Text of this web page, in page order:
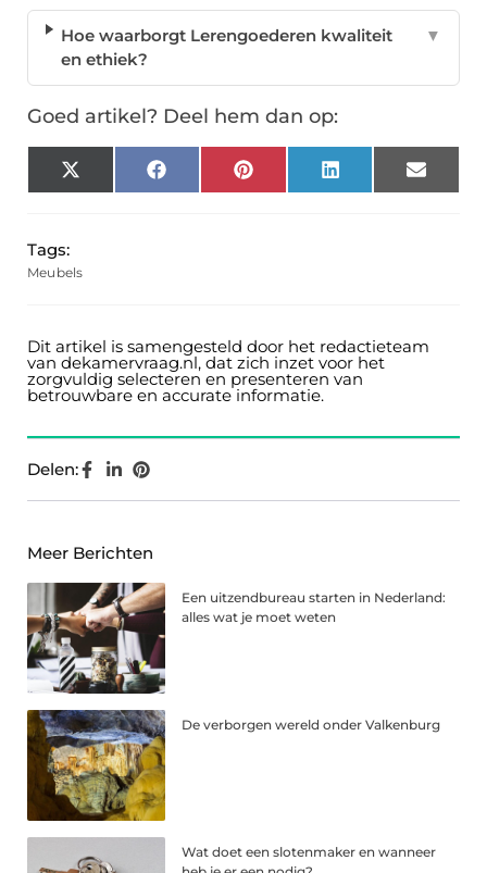
Hoe waarborgt Lerengoederen kwaliteit
en ethiek?
▼
Goed artikel? Deel hem dan op:
X
(Twitter)
FacebookPinterest LinkedIn Email
Tags:
Meubels
Dit artikel is samengesteld door het redactieteam
van dekamervraag.nl, dat zich inzet voor het
zorgvuldig selecteren en presenteren van
betrouwbare en accurate informatie.
Delen:
Meer Berichten
Een uitzendbureau starten in Nederland:
alles wat je moet weten
De verborgen wereld onder Valkenburg
Wat doet een slotenmaker en wanneer